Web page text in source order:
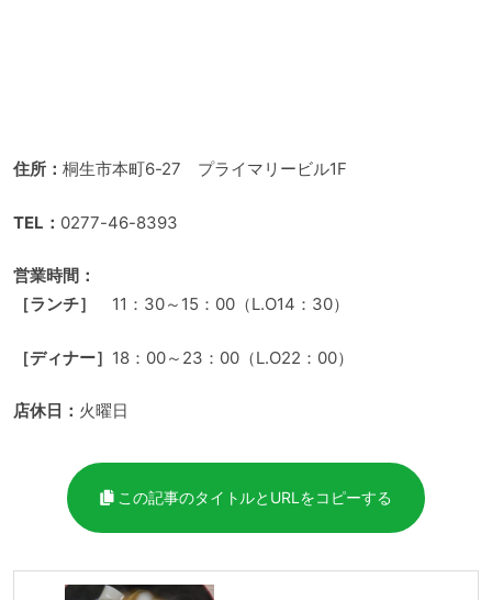
住所： 桐生市本町6-27 プライマリービル1F
TEL： 0277-46-8393
営業時間：
［ランチ］
11：30～15：00（L.O14：30）
［ディナー］ 18：00～23：00（L.O22：00）
店休日： 火曜日
この記事のタイトルとURLをコピーする